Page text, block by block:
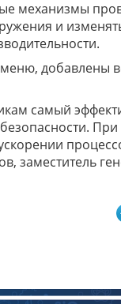
механизмы
и
меню, добавлены
самый
При
заместитель